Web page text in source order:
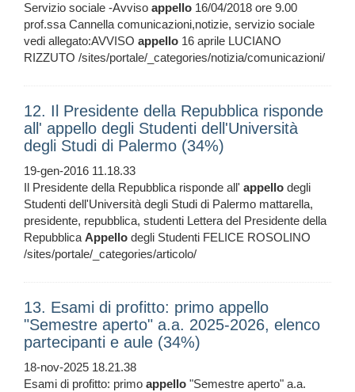
Servizio sociale -Avviso appello 16/04/2018 ore 9.00
prof.ssa Cannella comunicazioni,notizie, servizio sociale
vedi allegato:AVVISO appello 16 aprile LUCIANO
RIZZUTO /sites/portale/_categories/notizia/comunicazioni/
12. Il Presidente della Repubblica risponde
all' appello degli Studenti dell'Università
degli Studi di Palermo (34%)
19-gen-2016 11.18.33
Il Presidente della Repubblica risponde all' appello degli
Studenti dell'Università degli Studi di Palermo mattarella,
presidente, repubblica, studenti Lettera del Presidente della
RepubblicaAppello degli Studenti FELICE ROSOLINO
/sites/portale/_categories/articolo/
13. Esami di profitto: primo appello
"Semestre aperto" a.a. 2025-2026, elenco
partecipanti e aule (34%)
18-nov-2025 18.21.38
Esami di profitto: primo appello "Semestre aperto" a.a.